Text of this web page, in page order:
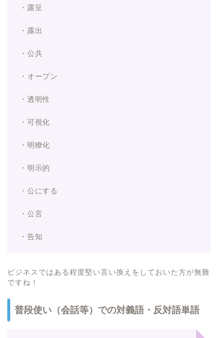
・露呈
・露出
・公共
・オープン
・透明性
・可視化
・明瞭化
・明示的
・公にする
・公言
・告知
ビジネスではある程度堅い言い換えをしておいた方が無難
ですね！
普段使い（会話等）での対義語・反対語単語